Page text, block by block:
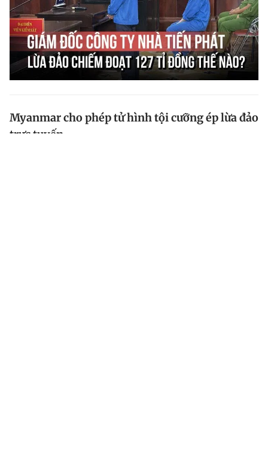
Myanmar cho phép tử hình tội cưỡng ép lừa đảo
trực tuyến